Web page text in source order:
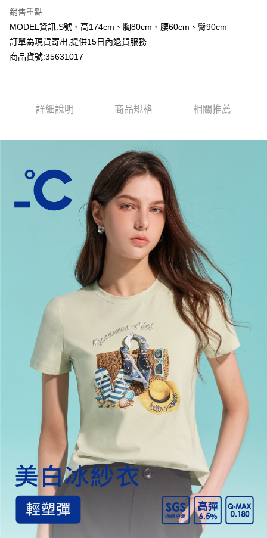
Apple Pay
Google Pay
每筆NT$80，滿NT$2,000(含以上)免運費
每筆NT$80，滿NT$2,000(含以上)免運費
7-11付款取貨
每筆NT$80，滿NT$2,000(含以上)免運費
付款後7-11取貨
每筆NT$80，滿NT$2,000(含以上)免運費
每筆NT$120，滿NT$2,000(含以上)免運費
每筆NT$400，滿NT$2,000(含以上)免運費
付款後門市自取
國家/地區配送 查看運費
銷售重點
MODEL資訊:S號、高174cm、胸80cm、腰60cm、臀90cm
訂單為現貨寄出,提供15日內退貨服務
商品貨號:35631017
詳細說明 商品規格 相關推薦